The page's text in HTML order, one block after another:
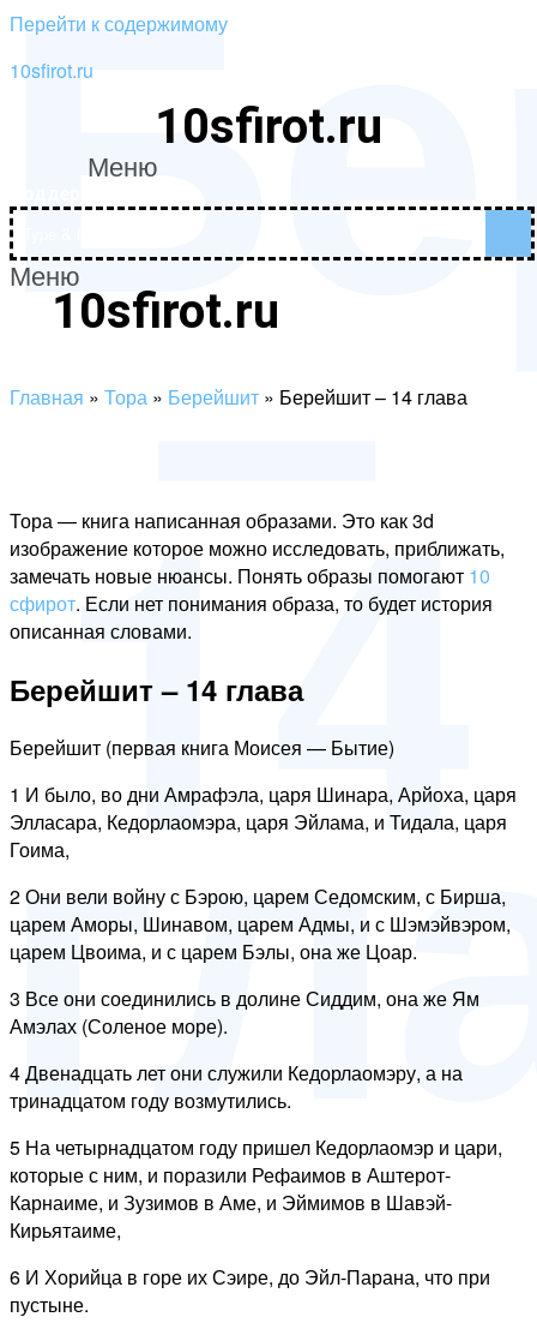
Перейти к содержимому
10sfirot.ru
10sfirot.ru
Меню
Меню
10sfirot.ru
Главная » Тора » Берейшит » Берейшит – 14 глава
Тора — книга написанная образами. Это как 3d
изображение которое можно исследовать, приближать,
замечать новые нюансы. Понять образы помогают 10
сфирот. Если нет понимания образа, то будет история
описанная словами.–
14
Берейшит – 14 глава
Берейшит (первая книга Моисея — Бытие)
1 И было, во дни Амрафэла, царя Шинара, Арйоха, царя
Элласара, Кедорлаомэра, царя Эйлама, и Тидала, царя
Гоима,
2 Они вели войну с Бэрою, царем Седомским, с Бирша,
царем Аморы, Шинавом, царем Адмы, и с Шэмэйвэром,
царем Цвоима, и с царем Бэлы, она же Цоар.
3 Все они соединились в долине Сиддим, она же Ям
Амэлах (Соленое море).
4 Двенадцать лет они служили Кедорлаомэру, а на
тринадцатом году возмутились.
5 На четырнадцатом году пришел Кедорлаомэр и цари,
которые с ним, и поразили Рефаимов в Аштерот-
Карнаиме, и Зузимов в Аме, и Эймимов в Шавэй-
Кирьятаиме,
6 И Хорийца в горе их Сэире, до Эйл-Парана, что при
пустыне.